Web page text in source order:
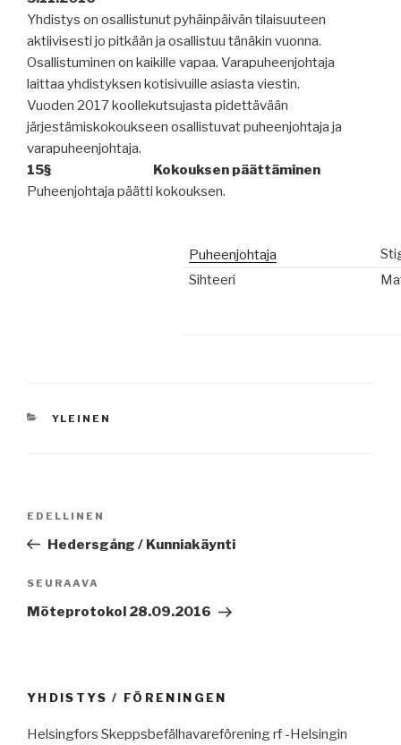
Yhdistys on osallistunut pyhäinpäivän tilaisuuteen
aktiivisesti jo pitkään ja osallistuu tänäkin vuonna.
Osallistuminen on kaikille vapaa. Varapuheenjohtaja
laittaa yhdistyksen kotisivuille asiasta viestin.
Vuoden 2017 koollekutsujasta pidettävään
järjestämiskokoukseen osallistuvat puheenjohtaja ja
varapuheenjohtaja.
15§
Kokouksen päättäminen
Puheenjohtaja päätti kokouksen.
Puheenjohtaja
Sihteeri
KATEGORIAT
YLEINEN
Edellinen
artikkeli
EDELLINEN
Hedersgång / Kunniakäynti
Seuraava
artikkeli
SEURAAVA
Möteprotokol 28.09.2016
YHDISTYS / FÖRENINGEN
Helsingfors Skeppsbefälhavareförening rf -Helsingin